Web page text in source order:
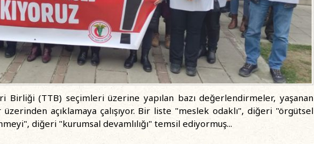
Birliği (TTB) seçimleri üzerine yapılan bazı değerlendirmeler, yaşanan
üzerinden açıklamaya çalışıyor. Bir liste "meslek odaklı", diğeri "örgütsel
diğeri "kurumsal devamlılığı" temsil ediyormuş...